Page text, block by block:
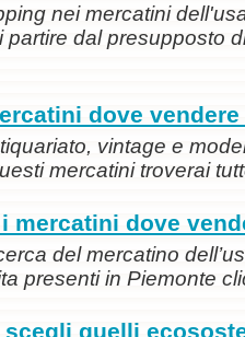
nei mercatini
dal presupposto
dove
vintage e
mercatini troverai
mercatini dove
del mercatino
presenti in Piemonte
scegli quelli